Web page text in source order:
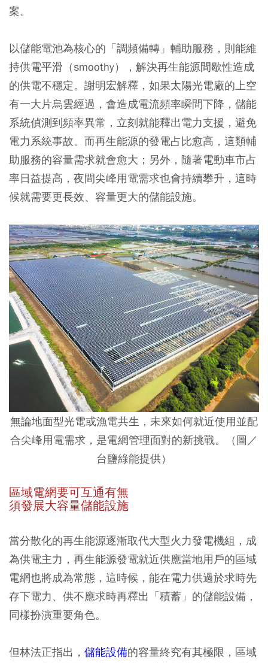
案。
以儲能電池為核心的「調頻備轉」輔助服務，則能維
持供電平滑（smoothy），解決再生能源間歇性造成
的供電不穩定。謝明宏解釋，如果太陽光電廠的上空
有一大片烏雲經過，會造成電流頻率瞬間下降，儲能
系統偵測到頻率異常，立刻就能釋出電力支援，避免
電力系統事故。而再生能源的發電占比愈高，這類輔
助服務的容量需求就會愈大；另外，隨著電動車市占
率日益提高，夜間尖峰用電需求也會持續攀升，這時
候就需要更長效、容量更大的儲能設施。
無論地面型光電或漁電共生，未來如何就近使用並配
合尖峰用電需求，是電網管理面對的新挑戰。（圖／
台鹽綠能提供）
區域電網要可互通有無
須發展大容量儲能設施
當分散化的再生能源逐漸取代大型火力發電機組，成
為供電主力，再生能源發電就近供應當地用戶的區域
電網也將成為常態，這時候，能在電力供過於求時先
存下電力、供不應求時再釋出「積蓄」的儲能設備，
同樣扮演重要角色。
但林法正指出， 儲能設備的容量終究有其極限，區域